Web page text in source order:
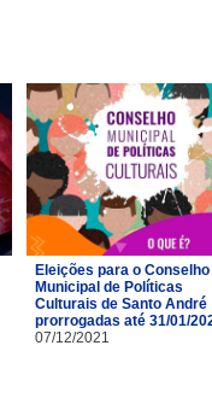
Eleições para o Conselho
Municipal de Políticas
Culturais de Santo André
prorrogadas até 31/01/
07/12/2021